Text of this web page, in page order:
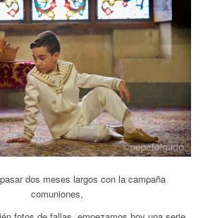
dos meses largos con la campaña
comuniones,